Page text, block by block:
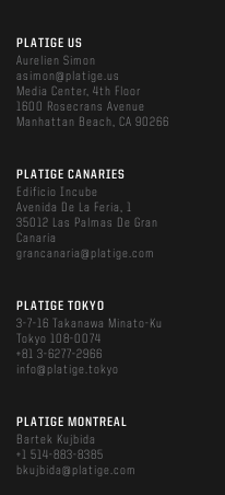
PLATIGE US
Aurelien Simon
asimon@platige.us
Media Center, 4th Floor
1600 Rosecrans Avenue
Manhattan Beach, CA 90266
PLATIGE CANARIES
Edificio Incube
Avenida De La Feria, 1
35012 Las Palmas De Gran
Canaria
grancanaria@platige.com
PLATIGE TOKYO
3-7-16 Takanawa Minato-Ku
Tokyo 108-0074
+81 3-6277-2966
info@platige.tokyo
PLATIGE MONTREAL
Bartek Kujbida
+1 514-883-8385
bkujbida@platige.com